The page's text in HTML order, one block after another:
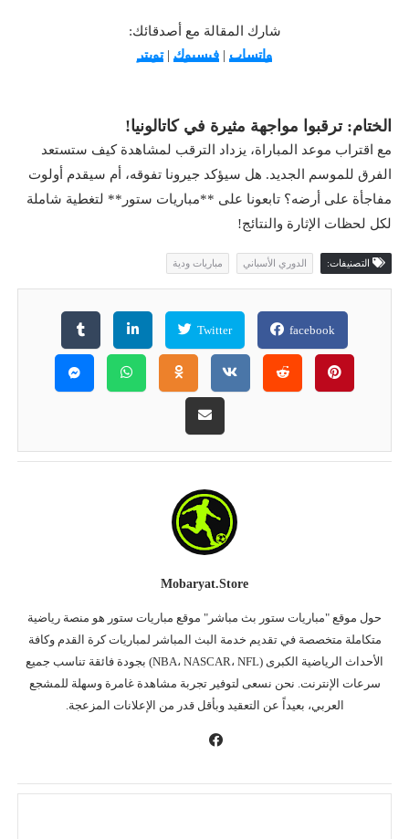
شارك المقالة مع أصدقائك:
واتساب | فيسبوك |تويتر
الختام: ترقبوا مواجهة مثيرة في كاتالونيا!
مع اقتراب موعد المباراة، يزداد الترقب لمشاهدة كيف ستستعد
الفرق للموسم الجديد. هل سيؤكد جيرونا تفوقه، أم سيقدم أولوت
مفاجأة على أرضه؟ تابعونا على **مباريات ستور** لتغطية شاملة
لكل لحظات الإثارة والنتائج!
التصنيفات: الدوري الأسباني مباريات ودية
facebook
Twitter
Mobaryat.store
حول موقع "مباريات ستور بث مباشر" موقع مباريات ستور هو منصة رياضية
متكاملة متخصصة في تقديم خدمة البث المباشر لمباريات كرة القدم وكافة
الأحداث الرياضية الكبرى (NBA، NASCAR، NFL) بجودة فائقة تناسب جميع
سرعات الإنترنت. نحن نسعى لتوفير تجربة مشاهدة غامرة وسهلة للمشجع
العربي، بعيداً عن التعقيد وبأقل قدر من الإعلانات المزعجة.